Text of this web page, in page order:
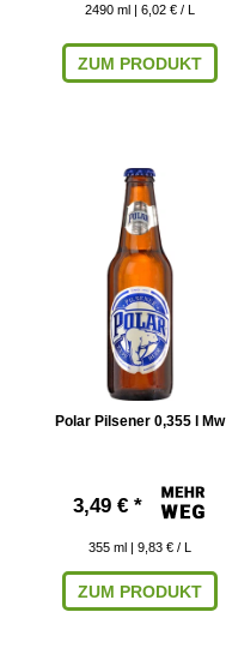
2490 ml | 6,02 € / L
ZUM PRODUKT
Polar Pilsener 0,355 l Mw
3,49 € *
355 ml | 9,83 € / L
ZUM PRODUKT